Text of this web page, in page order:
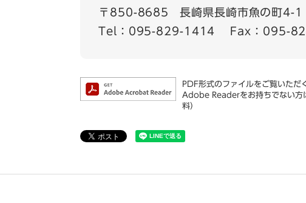
〒850-8685
長崎県長崎市魚の町4-1
Tel：095-829-1414
Fax：095-
PDF形式のファイルをご覧いた
Adobe Readerをお持ちでない方
料）